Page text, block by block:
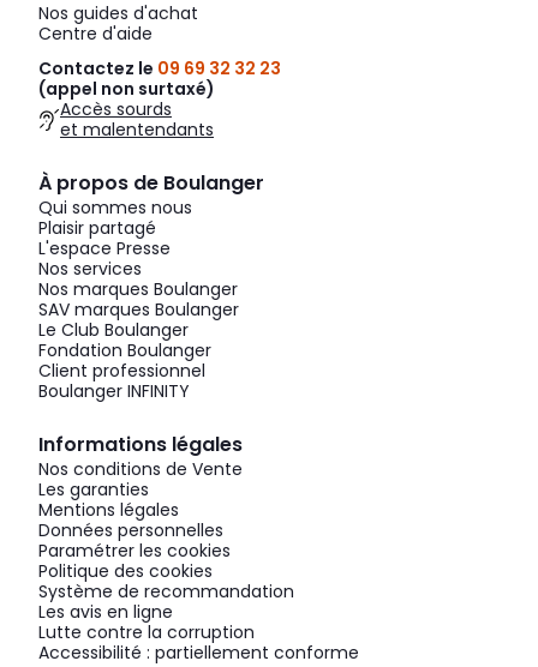
Nos guides d'achat
Centre d'aide
Contactez le 09 69 32 32 23
(appel non surtaxé)
Accès sourds
et malentendants
À propos de Boulanger
Qui sommes nous
Plaisir partagé
L'espace Presse
Nos services
Nos marques Boulanger
SAV marques Boulanger
Le Club Boulanger
Fondation Boulanger
Client professionnel
Boulanger INFINITY
Informations légales
Nos conditions de Vente
Les garanties
Mentions légales
Données personnelles
Paramétrer les cookies
Politique des cookies
Système de recommandation
Les avis en ligne
Lutte contre la corruption
Accessibilité : partiellement conforme